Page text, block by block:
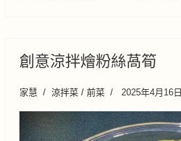
創意涼拌燴粉絲萵筍
家慧 涼拌菜 / 前菜 2025年4月16日